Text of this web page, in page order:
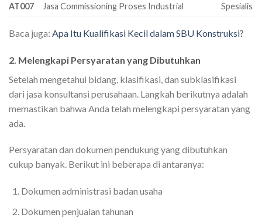
AT007 Jasa Commissioning Proses Industrial Spesialis
Baca juga: Apa Itu Kualifikasi Kecil dalam SBU Konstruksi?
2. Melengkapi Persyaratan yang Dibutuhkan
Setelah mengetahui bidang, klasifikasi, dan subklasifikasi
dari jasa konsultansi perusahaan. Langkah berikutnya adalah
memastikan bahwa Anda telah melengkapi persyaratan yang
ada.
Persyaratan dan dokumen pendukung yang dibutuhkan
cukup banyak. Berikut ini beberapa di antaranya:
Dokumen administrasi badan usaha
Dokumen penjualan tahunan